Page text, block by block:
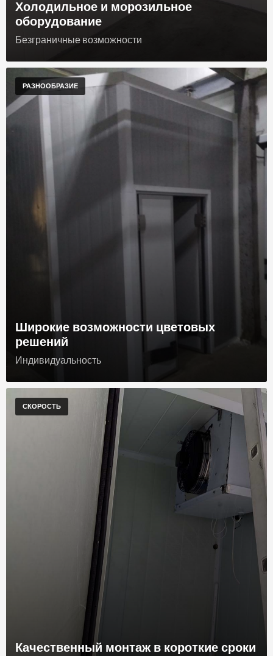
Холодильное и морозильное
оборудование
Безграничные возможности
РАЗНООБРАЗИЕ
Широкие возможности цветовых
решений
Индивидуальность
СКОРОСТЬ
Качественный монтаж в короткие сроки